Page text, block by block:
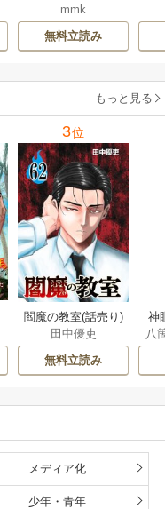
がそういう目で見
てくる
mmk
無料立読み
もっと見る
3位
閻魔の教室(話売り)
田中優吏
無料立読み
神
八
メディア化
少年・青年